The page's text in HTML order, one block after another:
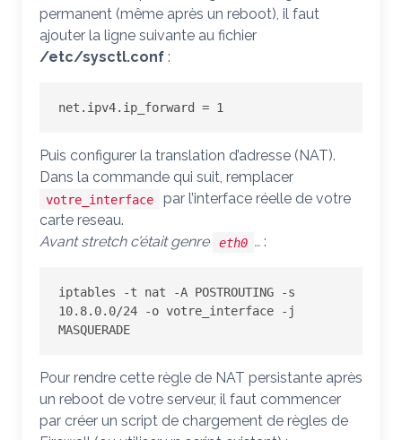
permanent (même après un reboot), il faut
ajouter la ligne suivante au fichier
/etc/sysctl.conf :
net.ipv4.ip_forward = 1
Puis configurer la translation d’adresse (NAT).
Dans la commande qui suit, remplacer
votre_interface
par l’interface réelle de votre
carte reseau.
Avant stretch c’était genre
eth0 … :
iptables -t nat -A POSTROUTING -s
10.8.0.0/24 -o votre_interface -j
MASQUERADE
Pour rendre cette règle de NAT persistante après
un reboot de votre serveur, il faut commencer
par créer un script de chargement de règles de